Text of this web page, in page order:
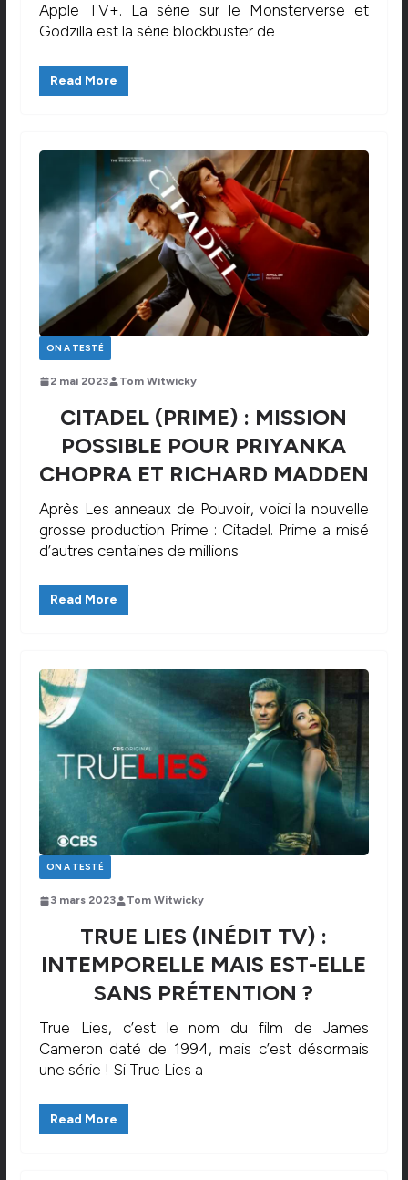
Apple TV+. La série sur le Monsterverse et
Godzilla est la série blockbuster de
Read More
ON A TESTÉ
2 mai 2023 Tom Witwicky
CITADEL (PRIME) : MISSION
POSSIBLE POUR PRIYANKA
CHOPRA ET RICHARD MADDEN
Après Les anneaux de Pouvoir, voici la nouvelle
grosse production Prime : Citadel. Prime a misé
d’autres centaines de millions
Read More
ON A TESTÉ
3 mars 2023 Tom Witwicky
TRUE LIES (INÉDIT TV) :
INTEMPORELLE MAIS EST-ELLE
SANS PRÉTENTION ?
True Lies, c’est le nom du film de James
Cameron daté de 1994, mais c’est désormais
une série ! Si True Lies a
Read More